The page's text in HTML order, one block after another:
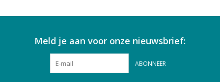
Meld je aan voor onze nieuwsbrief:
ABONNEER